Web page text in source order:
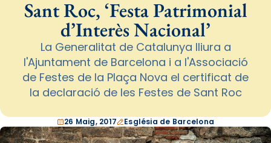
Sant Roc, ‘Festa Patrimonial
d’Interès Nacional’
La Generalitat de Catalunya lliura a
l'Ajuntament de Barcelona i a l'Associació
de Festes de la Plaça Nova el certificat de
la declaració de les Festes de Sant Roc
26 Maig, 2017 Església de Barcelona